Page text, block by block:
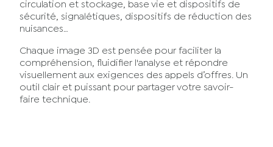
circulation et stockage, base vie et dispositifs de
sécurité, signalétiques, dispositifs de réduction des
nuisances…
Chaque image 3D est pensée pour faciliter la
compréhension, fluidifier l'analyse et répondre
visuellement aux exigences des appels d’offres. Un
outil clair et puissant pour partager votre savoir-
faire technique.